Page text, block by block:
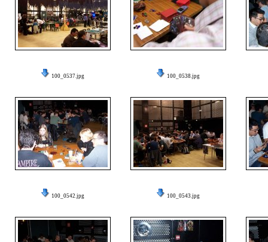
100_0537.jpg 100_0538.jpg
100_0542.jpg 100_0543.jpg